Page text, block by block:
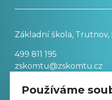
Základní škola, Trutnov,
499 811 195
zskomtu@zskomtu.cz
Používáme